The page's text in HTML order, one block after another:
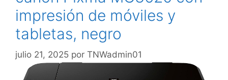
impresión de móviles y
tabletas, negro
julio 21, 2025 por TNWadmin01